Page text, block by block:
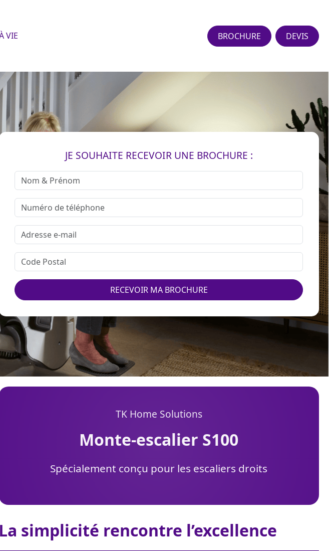
VIE BROCHURE DEVIS
JE SOUHAITE RECEVOIR UNE BROCHURE :
RECEVOIR MA BROCHURE
TK Home Solutions
monte-escalier S100
Spécialement conçu pour les escaliers droits
La simplicité rencontre l’excellence